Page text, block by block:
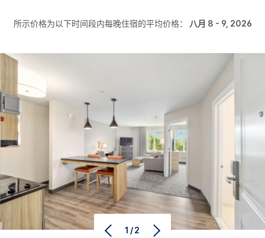
所示价格为以下时间段内每晚住宿的平均价格： 八月 8 - 9, 2026
1/2